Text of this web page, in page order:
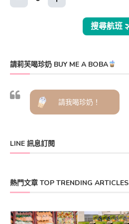
請莉芙喝珍奶 BUY ME A BOBA
請我喝珍奶！
LINE 訊息訂閱
熱門文章 TOP TRENDING ARTICLES